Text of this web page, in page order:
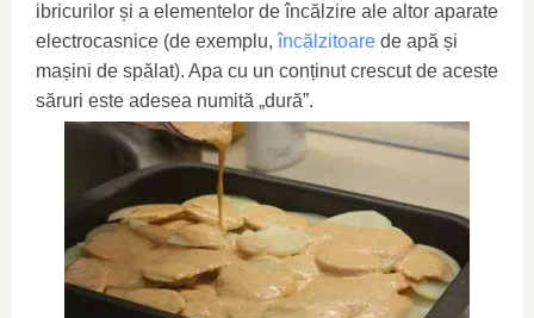
ibricurilor și a elementelor de încălzire ale altor aparate
electrocasnice (de exemplu,încălzitoare de apă și
mașini de spălat). Apa cu un conținut crescut de aceste
săruri este adesea numită „dură”.